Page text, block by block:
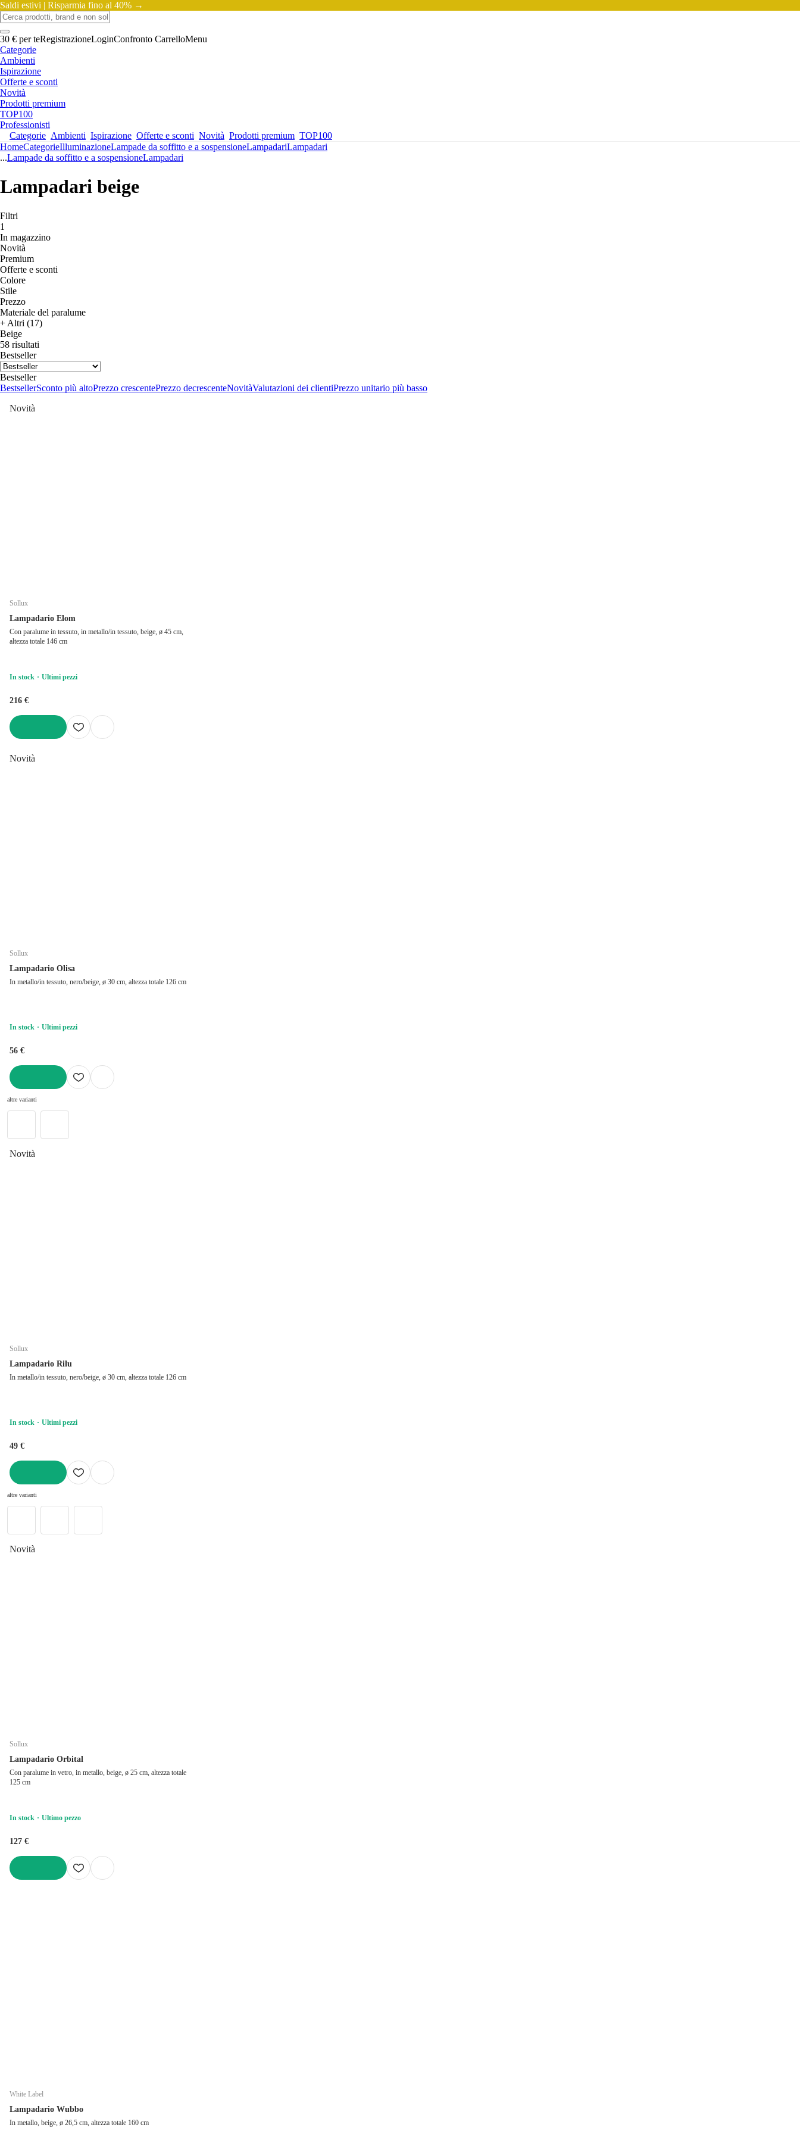
Saldi estivi | Risparmia fino al 40% →
30 € per teRegistrazioneLoginConfronto CarrelloMenu
Categorie
Ambienti
Ispirazione
Offerte e sconti
Novità
Prodotti premium
TOP100
Professionisti
Categorie Ambienti Ispirazione Offerte e sconti Novità Prodotti premium TOP100
HomeCategorieIlluminazioneLampade da soffitto e a sospensioneLampadariLampadari
...Lampade da soffitto e a sospensioneLampadari
Lampadari beige
Filtri
1
In magazzino
Novità
Premium
Offerte e sconti
Colore
Stile
Prezzo
Materiale del paralume
+ Altri (17)
Beige
58 risultati
Bestseller
Bestseller
BestsellerSconto più altoPrezzo crescentePrezzo decrescenteNovitàValutazioni dei clientiPrezzo unitario più basso
Novità
Sollux
Lampadario Elom
Con paralume in tessuto, in metallo/in tessuto, beige, ø 45 cm,
altezza totale 146 cm
In stock Ultimi pezzi
216 €
Novità
Sollux
Lampadario Olisa
In metallo/in tessuto, nero/beige, ø 30 cm, altezza totale 126 cm
In stock Ultimi pezzi
56 €
altre varianti
Novità
Sollux
Lampadario Rilu
In metallo/in tessuto, nero/beige, ø 30 cm, altezza totale 126 cm
In stock Ultimi pezzi
49 €
altre varianti
Novità
Sollux
Lampadario Orbital
Con paralume in vetro, in metallo, beige, ø 25 cm, altezza totale
125 cm
In stock Ultimo pezzo
127 €
White Label
Lampadario Wubbo
In metallo, beige, ø 26,5 cm, altezza totale 160 cm